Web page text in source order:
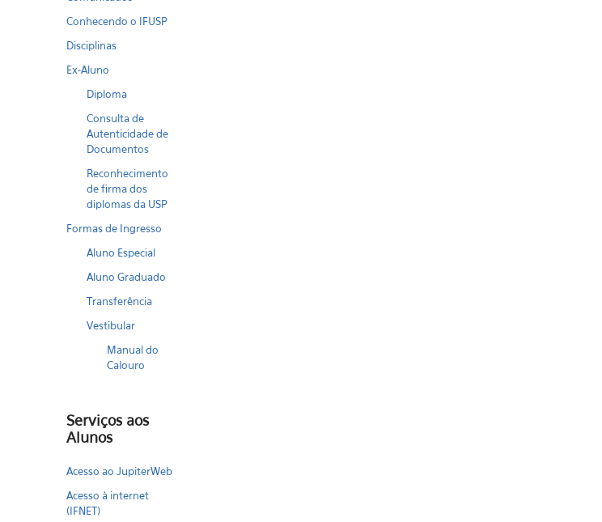
Conhecendo o IFUSP
Disciplinas
Ex-Aluno
Diploma
Consulta de
Autenticidade de
Documentos
Reconhecimento
de firma dos
diplomas da USP
Formas de Ingresso
Aluno Especial
Aluno Graduado
Transferência
Vestibular
Manual do
Calouro
Serviços aos
Alunos
Acesso ao JupiterWeb
Acesso à internet
(IFNET)